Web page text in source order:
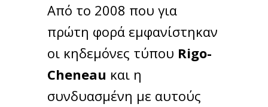
Από το 2008 που για
πρώτη φορά εμφανίστηκαν
οι κηδεμόνες τύπου Rigo-
Cheneau και η
συνδυασμένη με αυτούς